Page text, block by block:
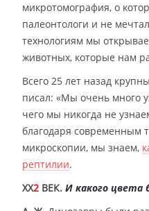
микротомография, о
палеонтологи и не
технологиям мы
животных, которые нам
Всего 25 лет назад
писал: «Мы очень много
чего мы никогда не
благодаря современным
микроскопии, мы знаем,
рептилии.
XX2 ВЕК. И какого цвета